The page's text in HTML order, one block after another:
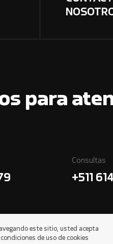
para
Consultas
+511
este sitio, usted acepta
de uso de cookies